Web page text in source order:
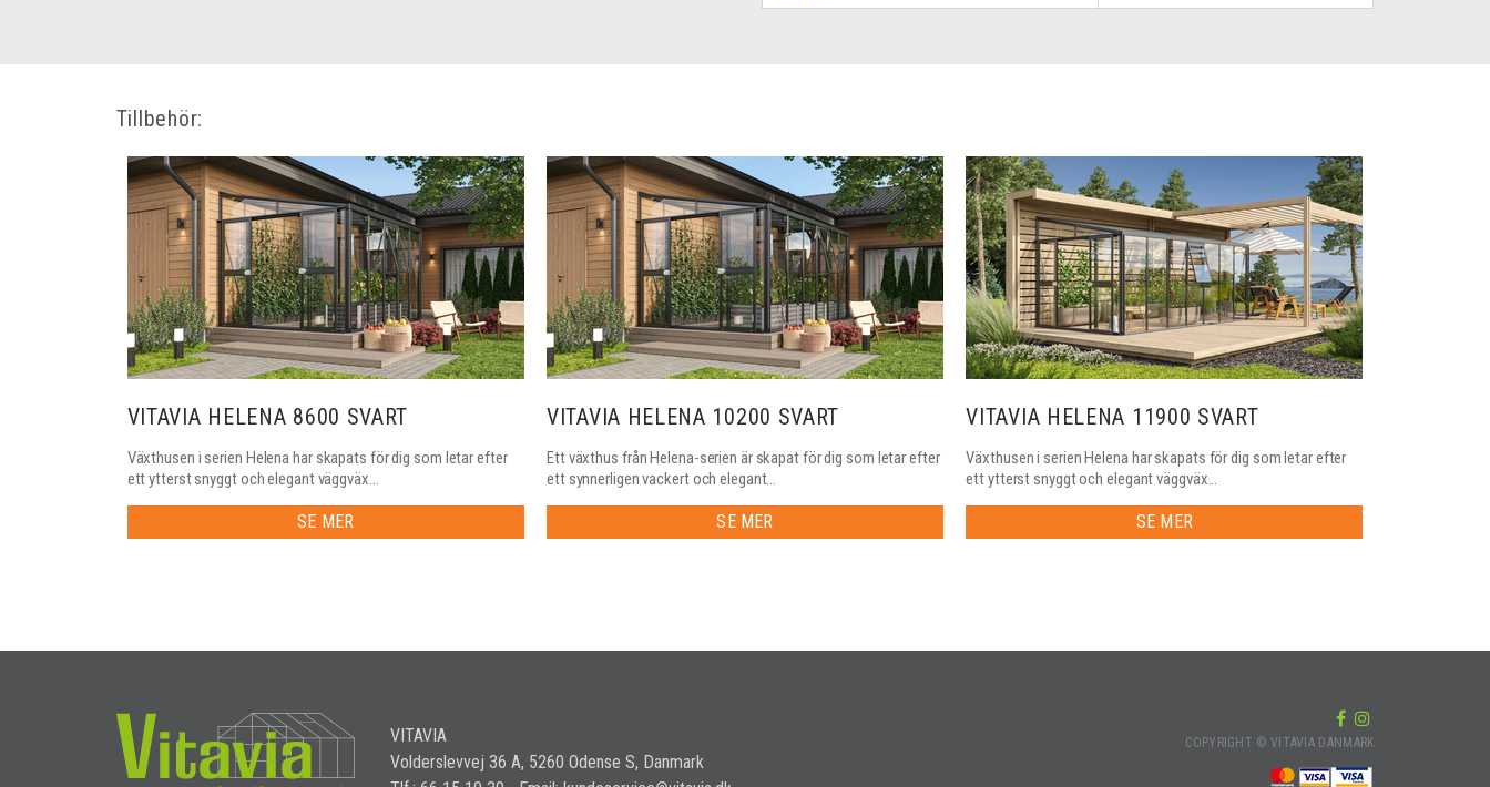
Tillbehör:
VITAVIA HELENA 8600 SVART
Växthusen i serien Helena har skapats för dig som letar efter
ett ytterst snyggt och elegant väggväx...
SE MER
VITAVIA HELENA 10200 SVART
Ett växthus från Helena-serien är skapat för dig som letar efter
ett synnerligen vackert och elegant...
SE MER
VITAVIA HELENA 11900 SVART
Växthusen i serien Helena har skapats för dig som letar efter
ett ytterst snyggt och elegant väggväx...
SE MER
VITAVIA
Volderslevvej 36 A, 5260 Odense S, Danmark
COPYRIGHT © VITAVIA DANMARK